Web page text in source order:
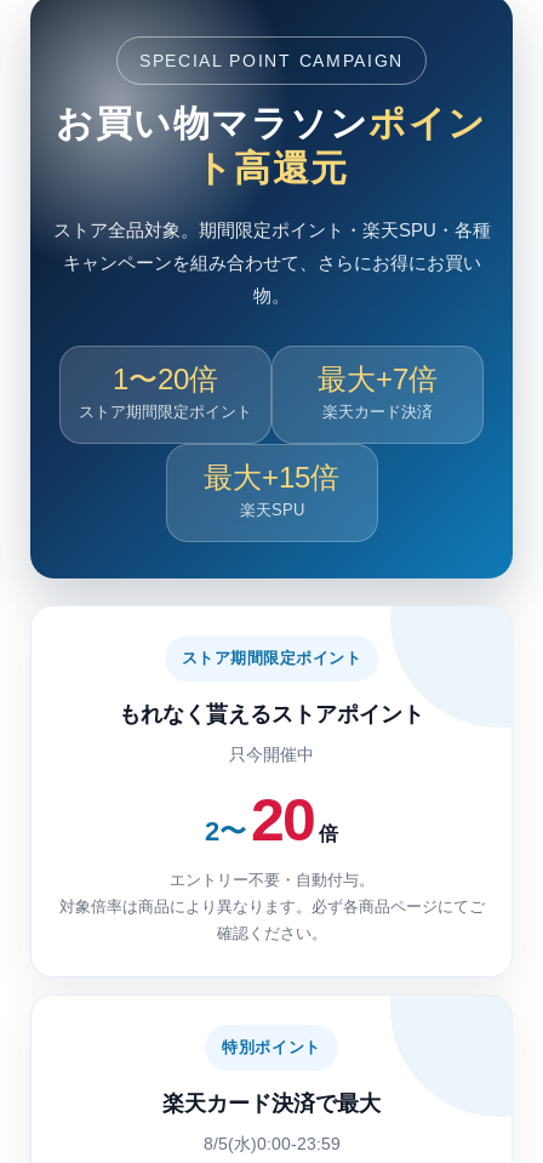
SPECIAL POINT CAMPAIGN
お買い物マラソンポイン
ト高還元
ストア全品対象。期間限定ポイント・楽天SPU・各種
キャンペーンを組み合わせて、さらにお得にお買い
物。
1〜20倍
ストア期間限定ポイント
最大+7倍
楽天カード決済
最大+15倍
楽天SPU
ストア期間限定ポイント
もれなく貰えるストアポイント
只今開催中
2〜 20 倍
エントリー不要・自動付与。
対象倍率は商品により異なります。必ず各商品ページにてご
確認ください。
特別ポイント
楽天カード決済で最大
8/5(水)0:00-23:59